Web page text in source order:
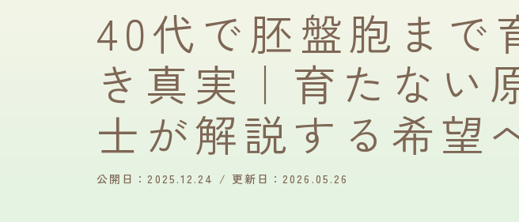
40代で胚盤胞まで
き真実｜育たない
士が解説する希望
公開日：2025.12.24 更新日：2026.05.26